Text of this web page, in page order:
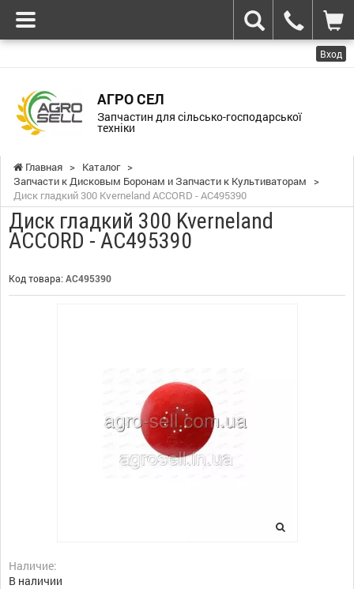
Вход
АГРО СЕЛ
Запчастин для сільсько-господарської
техніки
Главная > Каталог >
Запчасти к Дисковым Боронам и Запчасти к Культиваторам
>
Диск гладкий 300 Kverneland ACCORD - AC495390
Диск гладкий 300 Kverneland
ACCORD - AC495390
Код товара: AC495390
Наличие:
В наличии